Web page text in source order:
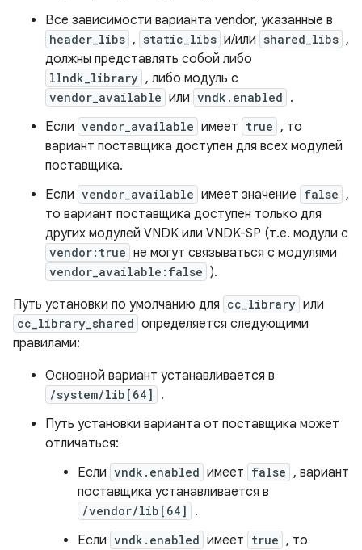
Все зависимости варианта vendor, указанные в
header_libs , static_libs и/или shared_libs ,
должны представлять собой либо
llndk_library , либо модуль с
vendor_available или vndk.enabled .
Если vendor_available имеет true , то
вариант поставщика доступен для всех модулей
поставщика.
Если vendor_available имеет значение false ,
то вариант поставщика доступен только для
других модулей VNDK или VNDK-SP (т.е. модули с
vendor:true не могут связываться с модулями
vendor_available:false ).
Путь установки по умолчанию для cc_library или
cc_library_shared определяется следующими
правилами:
Основной вариант устанавливается в
/system/lib[64]
.
Путь установки варианта от поставщика может
отличаться:
Если vndk.enabled имеет false , вариант
поставщика устанавливается в
/vendor/lib[64]
.
Если vndk.enabled имеет true , то